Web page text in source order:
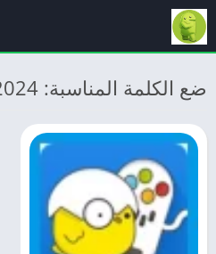
ضع الكلمة المناسبة: Happy Chick 2024